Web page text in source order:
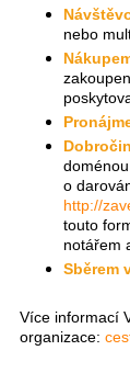
nebo
o
http://
touto
notářem
Sběrem
Více informací
organizace: